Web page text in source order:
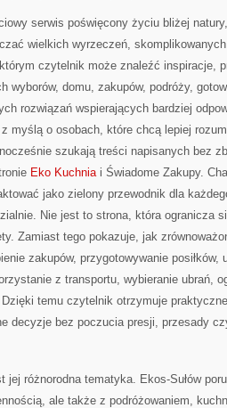
serwis poświęcony życiu bliżej
wielkich wyrzeczeń,
czytelnik może znaleźć inspiracje,
wyborów, domu, zakupów, podróży,
rozwiązań wspierających bardziej
myślą o osobach, które chcą lepiej
szukają treści napisanych bez
Eko Kuchniai Świadome Zakupy.
jako zielony przewodnik dla
Nie jest to strona, która ogranicza
Zamiast tego pokazuje, jak
zakupów, przygotowywanie posiłków,
z transportu, wybieranie ubrań,
temu czytelnik otrzymuje
decyzje bez poczucia presji, przesady
jej różnorodna tematyka. Ekos-Sułów
ale także z podróżowaniem,